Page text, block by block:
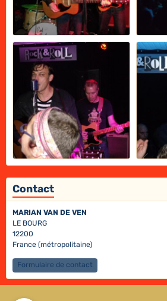
Contact
MARIAN VAN DE VEN
LE BOURG
12200
France (métropolitaine)
Formulaire de contact